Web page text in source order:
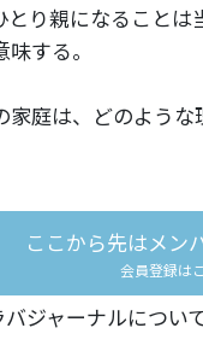
り親になること
する。
庭は、どのような
ここから先はメン
会員登録は
ジャーナルについ